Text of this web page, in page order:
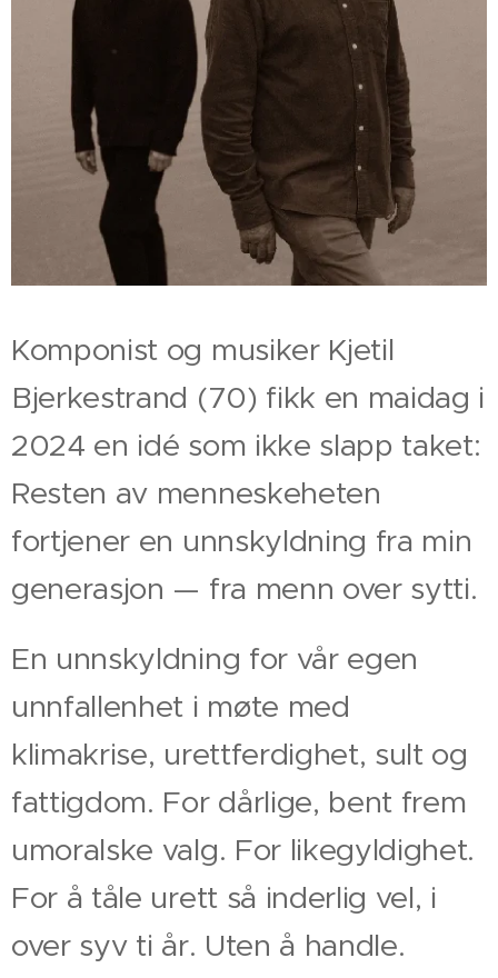
Komponist og musiker Kjetil
Bjerkestrand (70) fikk en maidag i
2024 en idé som ikke slapp taket:
Resten av menneskeheten
fortjener en unnskyldning fra min
generasjon — fra menn over sytti.
En unnskyldning for vår egen
unnfallenhet i møte med
klimakrise, urettferdighet, sult og
fattigdom. For dårlige, bent frem
umoralske valg. For likegyldighet.
For å tåle urett så inderlig vel, i
over syv ti år. Uten å handle.